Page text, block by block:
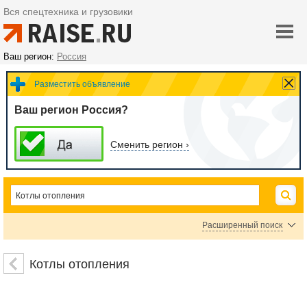
Вся спецтехника и грузовики
Ваш регион: Россия
Разместить объявление
Ваш регион Россия?
Сменить регион ›
Расширенный поиск
Электрические котлы
Котлы отопления